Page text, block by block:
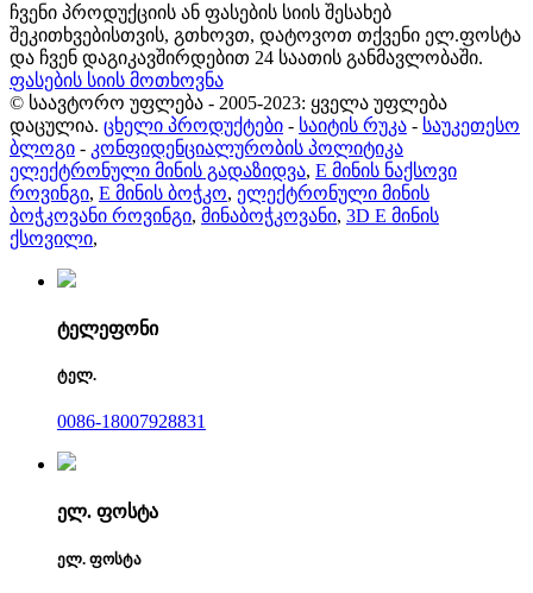
ჩვენი პროდუქციის ან ფასების სიის შესახებ
შეკითხვებისთვის, გთხოვთ, დატოვოთ თქვენი ელ.ფოსტა
და ჩვენ დაგიკავშირდებით 24 საათის განმავლობაში.
ფასების სიის მოთხოვნა
© საავტორო უფლება - 2005-2023: ყველა უფლება
დაცულია. ცხელი პროდუქტები - საიტის რუკა - საუკეთესო
ბლოგი - კონფიდენციალურობის პოლიტიკა
ელექტრონული მინის გადაზიდვა, E მინის ნაქსოვი
როვინგი, E მინის ბოჭკო, ელექტრონული მინის
ბოჭკოვანი როვინგი, მინაბოჭკოვანი, 3D E მინის
ქსოვილი,
ტელეფონი
ტელ.
0086-18007928831
ელ. ფოსტა
ელ. ფოსტა